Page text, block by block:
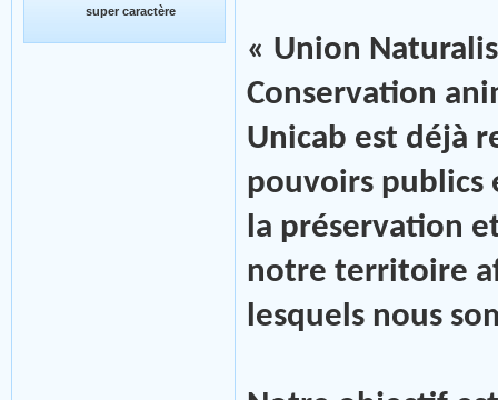
super caractère
« Union
Conservation
Unicab est déjà
pouvoirs publics
la préservation
notre territoire
lesquels nous